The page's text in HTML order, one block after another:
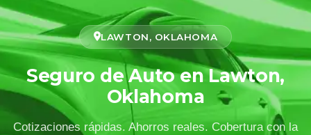
LAWTON, OKLAHOMA
Seguro de Auto en Lawton,
Oklahoma
Cotizaciones rápidas. Ahorros reales. Cobertura con la